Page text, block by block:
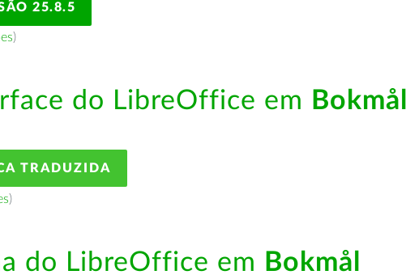
25.8.5
)
do LibreOffice em Bokmål
TRADUZIDA
)
do LibreOffice em Bokmål